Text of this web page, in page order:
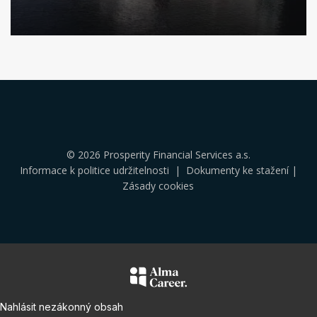
© 2026 Prosperity Financial Services a.s.
Informace k politice udržitelnosti | Dokumenty ke stažení|
Zásady cookies
Nahlásit nezákonný obsah